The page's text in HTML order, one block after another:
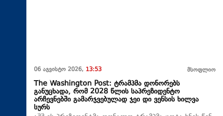
06 აგვისტო 2026, 13:53 მსოფლიო
The Washington Post: ტრამპმა დონორებს
განუცხადა, რომ 2028 წლის საპრეზიდენტო
არჩევნებში გამარჯვებულად ჯეი დი ვენსის ხილვა
სურს